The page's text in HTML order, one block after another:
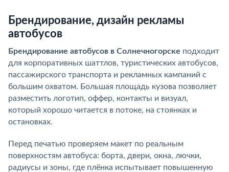
Брендирование, дизайн рекламы
автобусов
Брендирование автобусов в Солнечногорске подходит
для корпоративных шаттлов, туристических автобусов,
пассажирского транспорта и рекламных кампаний с
большим охватом. Большая площадь кузова позволяет
разместить логотип, оффер, контакты и визуал,
который хорошо читается в потоке, на стоянках и
остановках.
Перед печатью проверяем макет по реальным
поверхностям автобуса: борта, двери, окна, лючки,
радиусы и зоны, где плёнка испытывает повышенную